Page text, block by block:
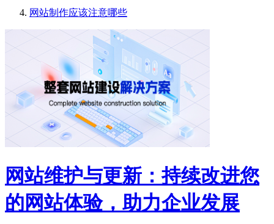
网站制作应该注意哪些
网站维护与更新：持续改进您
的网站体验，助力企业发展